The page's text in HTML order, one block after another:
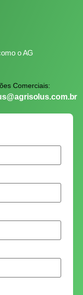
o AG
Comerciais: